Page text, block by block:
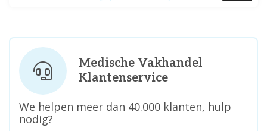
Medische Vakhandel
Klantenservice
We helpen meer dan 40.000 klanten, hulp
nodig?